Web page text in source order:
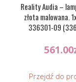
Reality Audia –
złota malowana.
336301-09
561.00
Przejdź do